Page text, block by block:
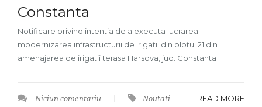
Constanta
Notificare privind intentia de a executa lucrarea –
modernizarea infrastructurii de irigatii din plotul 21 din
amenajarea de irigatii terasa Harsova, jud. Constanta
Niciun comentariu Noutati READ MORE